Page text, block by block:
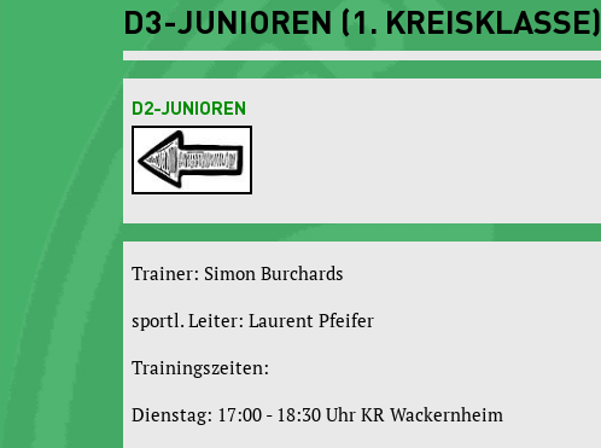
D3-JUNIOREN (1. KREISKLASSE)
D2-JUNIOREN
Trainer: Simon Burchards
sportl. Leiter: Laurent Pfeifer
Trainingszeiten:
Dienstag: 17:00 - 18:30 Uhr KR Wackernheim